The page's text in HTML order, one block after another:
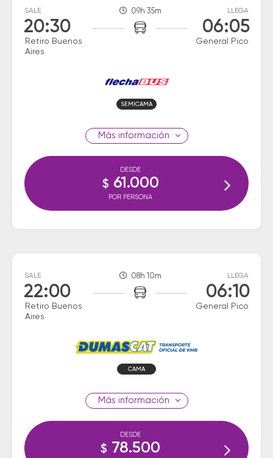
SALE
20:30
Retiro Buenos
Aires
09h 35m LLEGA
06:05
General Pico
SEMICAMA
información
DESDE
$ 61.000
POR PERSONA
SALE
22:00
Retiro Buenos
Aires
08h 10m LLEGA
06:10
General Pico
CAMA
información
DESDE
$ 78.500